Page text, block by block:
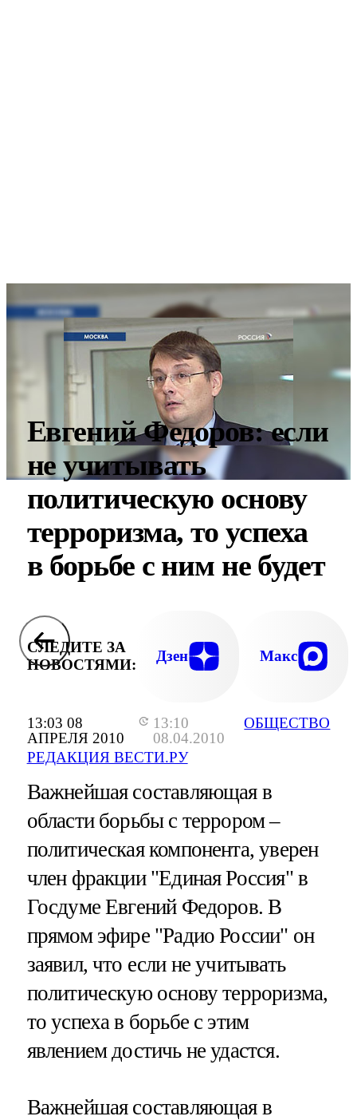
13:03 08
АПРЕЛЯ 2010
13:10
08.04.2010
РЕДАКЦИЯ ВЕСТИ.РУ
ОБЩЕСТВО
Евгений Федоров: если
не учитывать
политическую основу
терроризма, то успеха
в борьбе с ним не будет
СЛЕДИТЕ ЗА
НОВОСТЯМИ:
Дзен Макс
Важнейшая составляющая в
области борьбы с террором –
политическая компонента, уверен
член фракции "Единая Россия" в
Госдуме Евгений Федоров. В
прямом эфире "Радио России" он
заявил, что если не учитывать
политическую основу терроризма,
то успеха в борьбе с этим
явлением достичь не удастся.
Важнейшая составляющая в